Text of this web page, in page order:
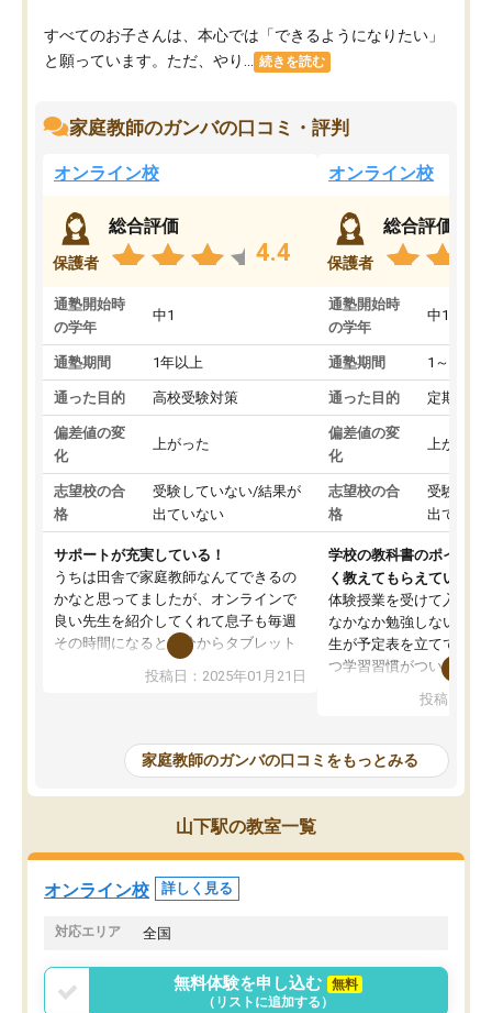
すべてのお子さんは、本心では「できるようになりたい」
と願っています。ただ、やり...
続きを読む
家庭教師のガンバの口コミ・評判
オンライン校
保護者
総合評価
4.4
通塾開始時
の学年
中1
通塾期間 1年以上
通った目的 高校受験対策
偏差値の変
化
上がった
志望校の合
格
受験していない/結果が
出ていない
サポートが充実している！
うちは田舎で家庭教師なんてできるの
かなと思ってましたが、オンラインで
良い先生を紹介してくれて息子も毎週
その時間になると自分からタブレット
を開いてzoomを繋げるようになりまし
た！5科目なんでもOKなのもとても気
めて1年ほどだった今では平均点以上の
科目が増えてきました！あと1年受験ま
であるので無料の週末教室を使用しな
がら頑張って欲しいと思います！
投稿日：2025年01月21日
オンライン校
保護者
総合評価
通塾開始時
の学年
中1
通塾期間 1～3ヵ月
通った目的 定期テス
偏差値の変
化
上がった
志望校の合
格
受験して
出ていな
学校の教科書のポイント
く教えてもらえている
体験授業を受けて入塾し
なかなか勉強しない息子
生が予定表を立ててくれ
つ学習習慣がついてきま
指導が無い日も予定表
問できるのでとても助か
投稿日：
家庭教師のガンバの口コミをもっとみる
山下駅の教室一覧
オンライン校 詳しく見る
対応エリア 全国
無料体験を申し込む
無料
（リストに追加する）